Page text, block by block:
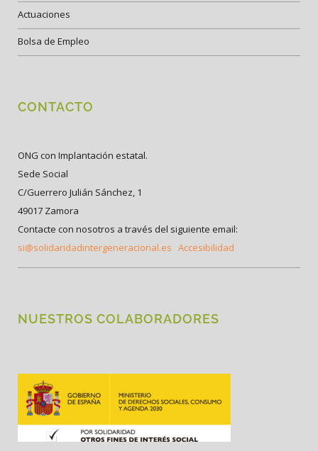
Actuaciones
Bolsa de Empleo
CONTACTO
ONG con Implantación estatal.
Sede Social
C/Guerrero Julián Sánchez, 1
49017 Zamora
Contacte con nosotros a través del siguiente email:
si@solidaridadintergeneracional.es Accesibilidad
NUESTROS COLABORADORES